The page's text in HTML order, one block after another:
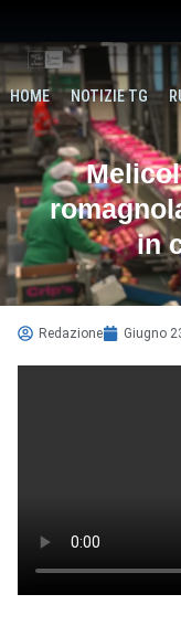
HOME NOTIZIE TG
in
Redazione Giugno